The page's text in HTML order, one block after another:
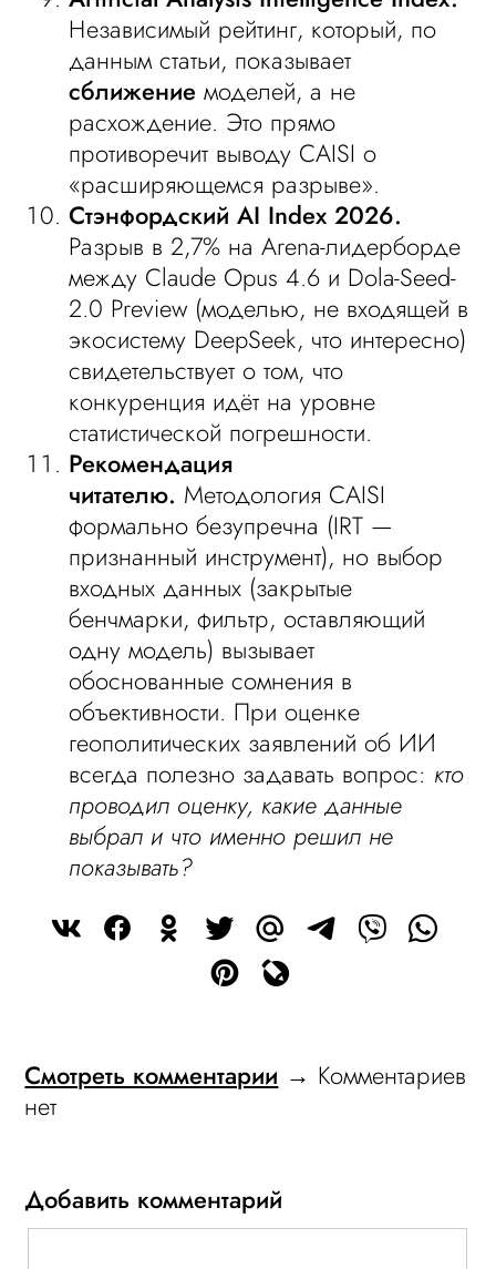
Независимый рейтинг, который, по
данным статьи, показывает
сближение моделей, а не
расхождение. Это прямо
противоречит выводу CAISI о
«расширяющемся разрыве».
Стэнфордский AI Index 2026.
Разрыв в 2,7% на Arena-лидерборде
между Claude Opus 4.6 и Dola-Seed-
2.0 Preview (моделью, не входящей в
экосистему DeepSeek, что интересно)
свидетельствует о том, что
конкуренция идёт на уровне
статистической погрешности.
Рекомендация
читателю. Методология CAISI
формально безупречна (IRT —
признанный инструмент), но выбор
входных данных (закрытые
бенчмарки, фильтр, оставляющий
одну модель) вызывает
обоснованные сомнения в
объективности. При оценке
геополитических заявлений об ИИ
всегда полезно задавать вопрос: кто
проводил оценку, какие данные
выбрал и что именно решил не
показывать?
Смотреть комментарии → Комментариев
нет
Добавить комментарий